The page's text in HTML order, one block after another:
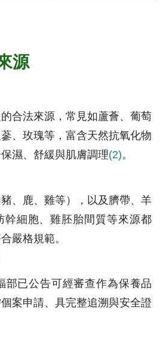
源
合法來源，常見如蘆薈、葡萄
、玫瑰等，富含天然抗氧化物
濕、舒緩與肌膚調理(2)。
、鹿、雞等），以及臍帶、羊
幹細胞、雞胚胎間質等來源都
嚴格規範。
部已公告可經審查作為保養品
案申請、具完整追溯與安全證